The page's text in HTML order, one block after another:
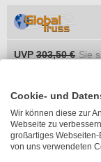
UVP 303,50 € Sie
inkl. MwSt.
zzgl. 8,21 €
Lieferzeit 4-6 Wochen
Länge
Cookie- und
Wir können diese zur
Webseite zu
großartiges
von uns verwendeten